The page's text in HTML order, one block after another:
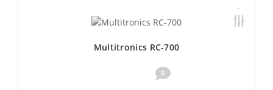
Multitronics RC-700
0